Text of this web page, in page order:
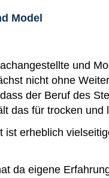
Model
und
nicht ohne
der Beruf des
das für trocken und
ist erheblich
da eigene